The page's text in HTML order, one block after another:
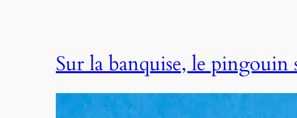
Sur la banquise, le pingouin